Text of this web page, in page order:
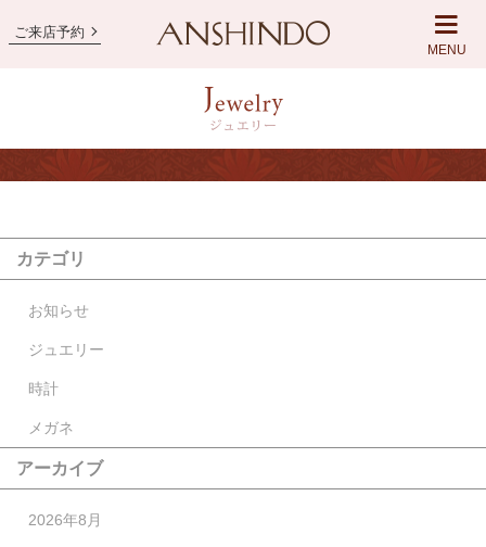
ご来店予約
MENU
カテゴリ
お知らせ
ジュエリー
時計
メガネ
アーカイブ
2026年8月